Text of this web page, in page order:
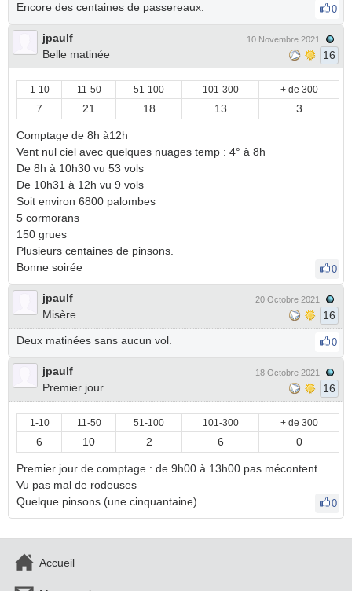
Encore des centaines de passereaux.
0
jpaulf
Belle matinée
10 Novembre 2021
16
1-10 11-50 51-100 101-300 + de 300
7 21 18 13 3
Comptage de 8h à12h
Vent nul ciel avec quelques nuages temp : 4° à 8h
De 8h à 10h30 vu 53 vols
De 10h31 à 12h vu 9 vols
Soit environ 6800 palombes
5 cormorans
150 grues
Plusieurs centaines de pinsons.
Bonne soirée
0
jpaulf
Misère
20 Octobre 2021
16
Deux matinées sans aucun vol.
0
jpaulf
Premier jour
18 Octobre 2021
16
1-10 11-50 51-100 101-300 + de 300
6 10 2 6 0
Premier jour de comptage : de 9h00 à 13h00 pas mécontent
Vu pas mal de rodeuses
Quelque pinsons (une cinquantaine)
0
Accueil